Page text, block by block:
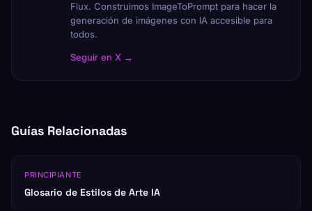
Flux. Construimos ImageToPrompt para hacer la
generación de imágenes con IA accesible para
todos.
Seguir en X →
Guías Relacionadas
PRINCIPIANTE
Glosario de Estilos de Arte IA